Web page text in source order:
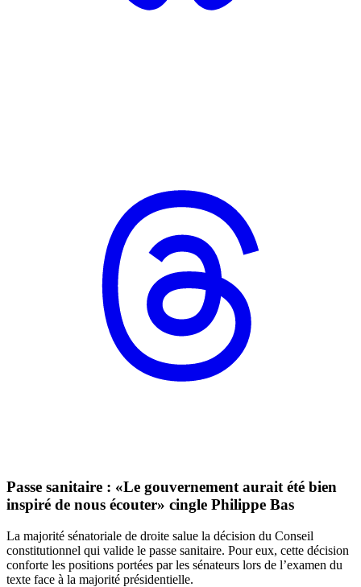
Passe sanitaire : «Le gouvernement aurait été bien
inspiré de nous écouter» cingle Philippe Bas
La majorité sénatoriale de droite salue la décision du Conseil
constitutionnel qui valide le passe sanitaire. Pour eux, cette décision
conforte les positions portées par les sénateurs lors de l’examen du
texte face à la majorité présidentielle.